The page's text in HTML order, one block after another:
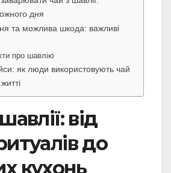
дня
та можлива шкода: важливі
про шавлію
як люди використовують чай
від
до
кухонь